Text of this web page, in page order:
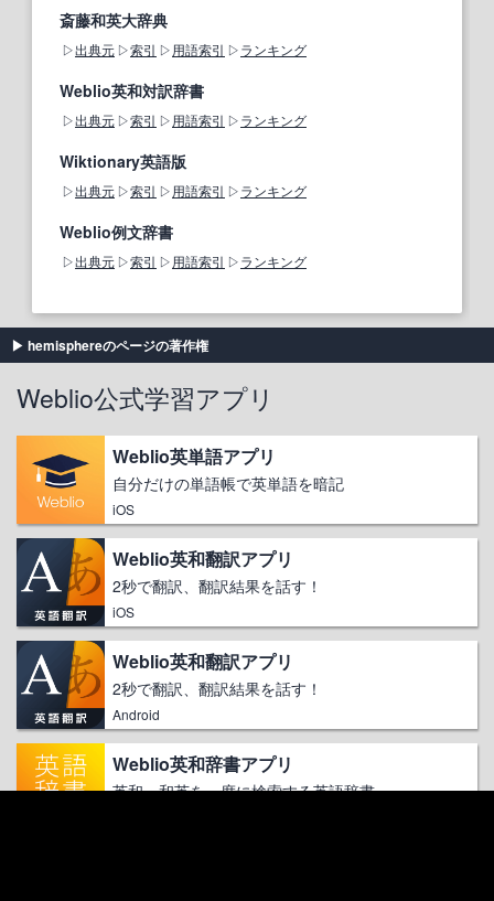
斎藤和英大辞典
出典元 索引 用語索引 ランキング
Weblio英和対訳辞書
出典元 索引 用語索引 ランキング
Wiktionary英語版
出典元 索引 用語索引 ランキング
Weblio例文辞書
出典元 索引 用語索引 ランキング
hemisphereのページの著作権
Weblio公式学習アプリ
Weblio英単語アプリ
自分だけの単語帳で英単語を暗記
iOS
Weblio英和翻訳アプリ
2秒で翻訳、翻訳結果を話す！
iOS
Weblio英和翻訳アプリ
2秒で翻訳、翻訳結果を話す！
Android
Weblio英和辞書アプリ
英和・和英を一度に検索する英語辞書